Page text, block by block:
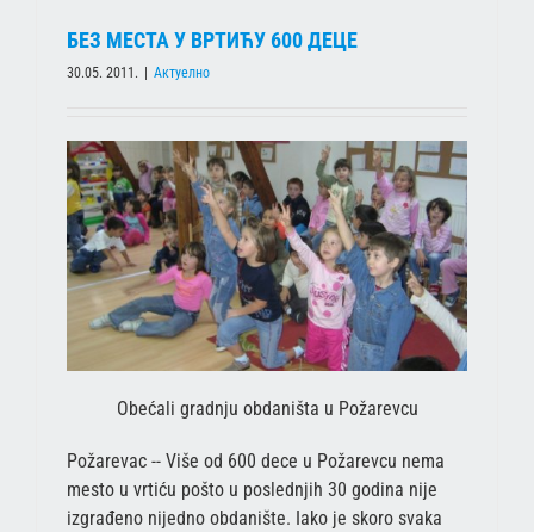
БЕЗ МЕСТА У ВРТИЋУ 600 ДЕЦЕ
30.05. 2011. Актуелно
Obećali gradnju obdaništa u Požarevcu
Požarevac -- Više od 600 dece u Požarevcu nema
mesto u vrtiću pošto u poslednjih 30 godina nije
izgrađeno nijedno obdanište. Iako je skoro svaka